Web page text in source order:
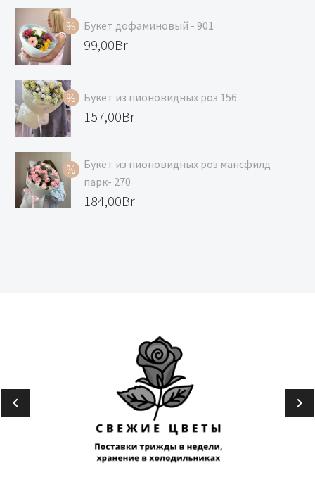
Букет дофаминовый - 901
Первоначальная
119,00Br.
99,00Br
99,00Br.
Букет из пионовидных роз 156
Первоначальная
составляла
168,00Br.
157,00Br
цена:
157,00Br.
Букет из пионовидных роз мансфилд
парк- 270
Первоначальная
184,00Br